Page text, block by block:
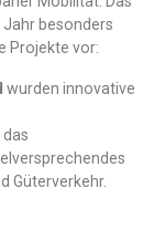
besonders
Projekte vor:
wurden innovative
Güterverkehr.